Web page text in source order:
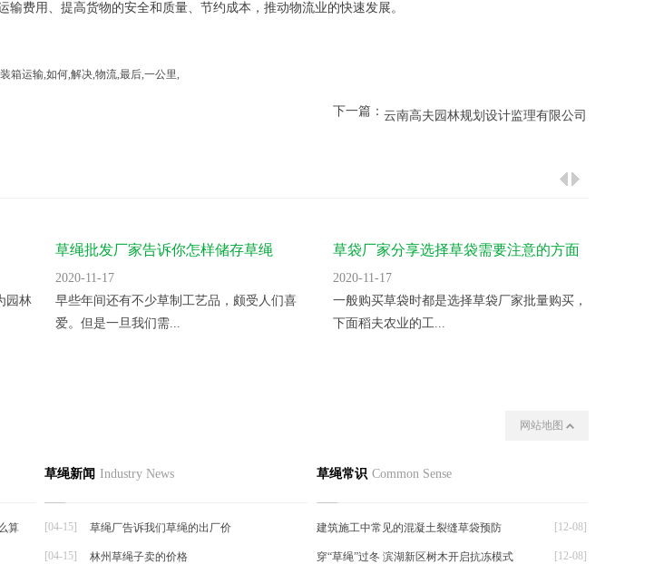
输费用、提高货物的安全和质量、节约成本，推动物流业的快速发展。
箱运输,如何,解决,物流,最后,一公里,
下一篇： 云南高夫园林规划设计监理有限公司
园林
草绳批发厂家告诉你怎样储存草绳
2020-11-17
早些年间还有不少草制工艺品，颇受人们喜
爱。但是一旦我们需...
草袋厂家分享选择草袋需要注意的方面
2020-11-17
一般购买草袋时都是选择草袋厂家批量购买，
下面稻夫农业的工...
型
网站地图
算
草绳新闻 Industry News
[04-15] 草绳厂告诉我们草绳的出厂价
[04-15] 林州草绳子卖的价格
草绳常识 Common Sense
[12-08]
建筑施工中常见的混凝土裂缝草袋预防
[12-08]
穿“草绳”过冬 滨湖新区树木开启抗冻模式